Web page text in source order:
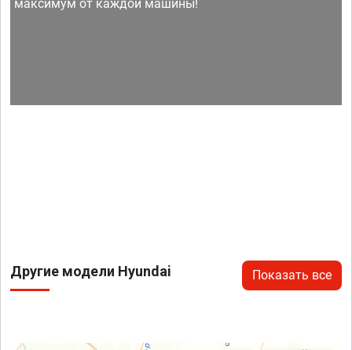
максимум от каждой машины!
Другие модели Hyundai Показать все